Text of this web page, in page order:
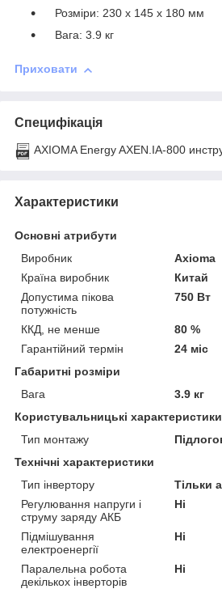
Розміри: 230 х 145 х 180 мм
Вага: 3.9 кг
Приховати
Специфікація
AXIOMA Energy AXEN.IA-800
Характеристики
Основні атрибути
Виробник
Axioma
Країна виробник
Китай
Допустима пікова
потужність
750 Вт
ККД, не менше
80 %
Гарантійний термін
24 міс
Габаритні розміри
Вага
3.9 кг
Користувальницькі характеристики
Тип монтажу
Технічні характеристики
Тип інвертору
Тільки
Регулювання напруги і
струму заряду АКБ
Ні
Підмішування
електроенергії
Ні
Паралельна робота
декількох інверторів
Ні